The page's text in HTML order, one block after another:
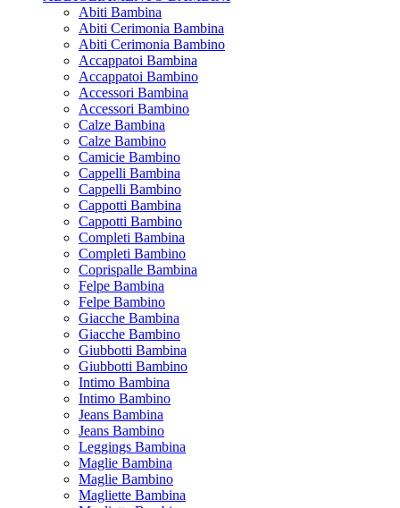
Abiti Bambina
Abiti Cerimonia Bambina
Abiti Cerimonia Bambino
Accappatoi Bambina
Accappatoi Bambino
Accessori Bambina
Accessori Bambino
Calze Bambina
Calze Bambino
Camicie Bambino
Cappelli Bambina
Cappelli Bambino
Cappotti Bambina
Cappotti Bambino
Completi Bambina
Completi Bambino
Coprispalle Bambina
Felpe Bambina
Felpe Bambino
Giacche Bambina
Giacche Bambino
Giubbotti Bambina
Giubbotti Bambino
Intimo Bambina
Intimo Bambino
Jeans Bambina
Jeans Bambino
Leggings Bambina
Maglie Bambina
Maglie Bambino
Magliette Bambina